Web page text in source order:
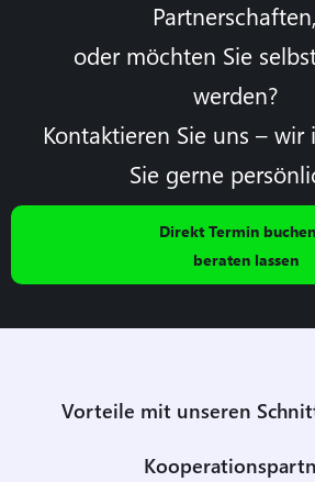
Partnerschaften,
oder möchten Sie
werden?
Kontaktieren Sie uns –
Sie gerne
Direkt Termin
beraten lassen
Vorteile mit unseren